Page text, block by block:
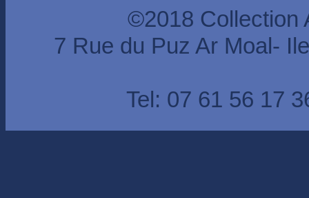
©2018 Collection
7 Rue du Puz Ar Moal-
Tel: 07 61 56 17